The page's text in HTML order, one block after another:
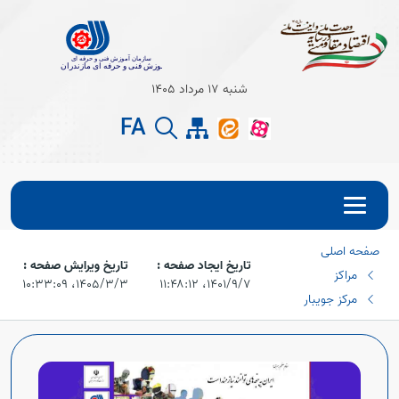
Open
Open
Open
شنبه 17 مرداد 1405
FA
صفحه اصلی
مراکز
مرکز جویبار
تاریخ ایجاد صفحه :
۱۴۰۱/۹/۷،‏ ۱۱:۴۸:۱۲
تاریخ ویرایش صفحه :
۱۴۰۵/۳/۳،‏ ۱۰:۳۳:۰۹